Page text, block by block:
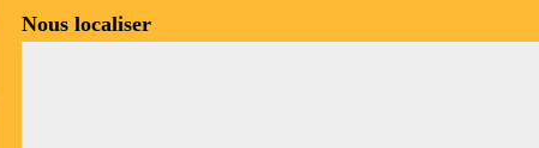
Nous localiser